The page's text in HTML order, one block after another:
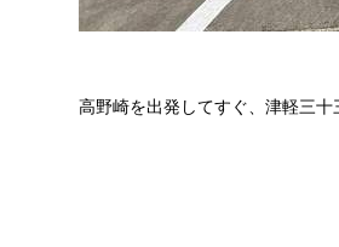
高野崎を出発してすぐ、津軽三